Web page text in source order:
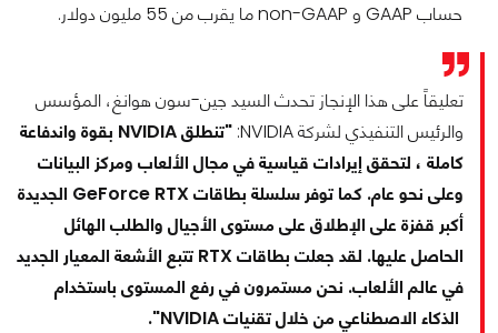
حساب GAAP و non-GAAP ما يقرب من 55 مليون دولار.
تعليقاً على هذا الإنجاز تحدث السيد جين-سون هوانغ، المؤسس
والرئيس التنفيذي لشركة NVIDIA:
"تنطلق NVIDIA بقوة واندفاعة
كاملة ، لتحقق إيرادات قياسية في مجال الألعاب ومركز البيانات
وعلى نحو عام. كما توفر سلسلة بطاقات GeForce RTX الجديدة
أكبر قفزة على الإطلاق على مستوى الأجيال والطلب الهائل
الحاصل عليها. لقد جعلت بطاقات RTX تتبع الأشعة المعيار الجديد
في عالم الألعاب. نحن مستمرون في رفع المستوى باستخدام
الذكاء الاصطناعي من خلال تقنيات NVIDIA".